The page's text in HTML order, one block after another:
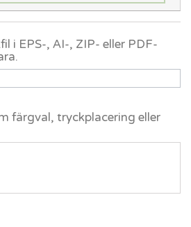
i EPS-, AI-, ZIP- eller PDF-
färgval, tryckplacering eller